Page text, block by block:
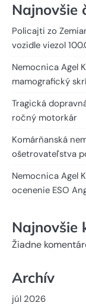
Najnovšie
Policajti zo
vozidle viezol
Nemocnica Agel
mamografický
Tragická
ročný motorkár
Komárňanská
ošetrovateľstva
Nemocnica Agel
ocenenie ESO
Najnovšie
Žiadne
Archív
júl 2026